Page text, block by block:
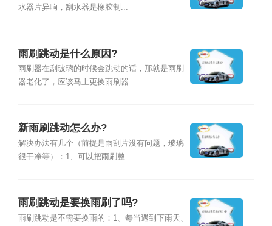
水器片异响，刮水器是橡胶制...
雨刷跳动是什么原因?
雨刷器在刮玻璃的时候会跳动的话，那就是雨刷
器老化了，应该马上更换雨刷器...
新雨刷跳动怎么办?
解决办法有几个（前提是雨刮片没有问题，玻璃
很干净等）：1、可以把雨刷整...
雨刷跳动是要换雨刷了吗?
雨刷跳动是不需要换雨的：1、每当遇到下雨天、